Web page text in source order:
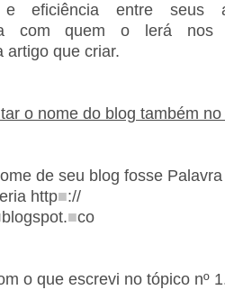
e eficiência entre
com quem o lerá nos
artigo que criar.
o nome do blog também
de seu blog fosse
http■://
blogspot.■co
o que escrevi no tópico nº